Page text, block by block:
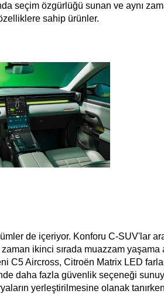
seçim özgürlüğü sunan ve aynı
sahip ürünler.
de içeriyor. Konforu C-SUV'lar
ikinci sırada muazzam yaşama
C5 Aircross, Citroën Matrix LED
daha fazla güvenlik seçeneği
yerleştirilmesine olanak